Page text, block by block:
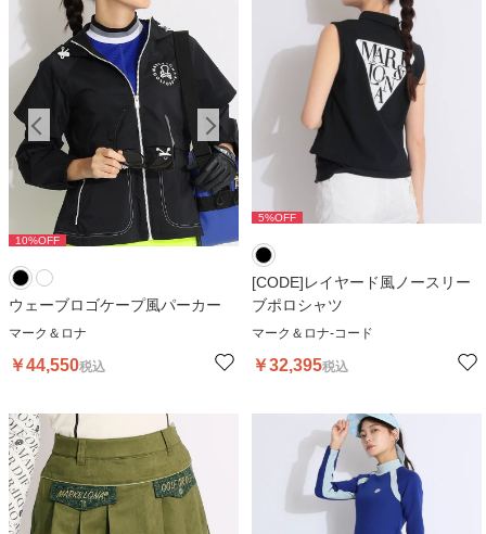
10%OFF
ウェーブロゴケープ風パーカー
マーク＆ロナ
￥44,550税込
5%OFF
[CODE]レイヤード風ノースリー
ブポロシャツ
マーク＆ロナ-コード
￥32,395税込